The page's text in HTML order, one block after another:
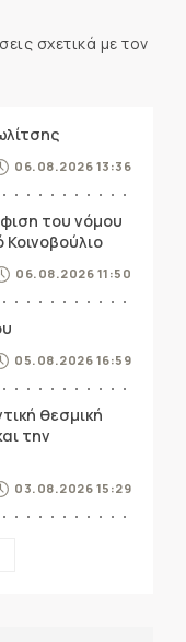
σχετικά με τον
06.08.2026 13:36
του νόμου
Κοινοβούλιο
06.08.2026 11:50
05.08.2026 16:59
θεσμική
την
03.08.2026 15:29